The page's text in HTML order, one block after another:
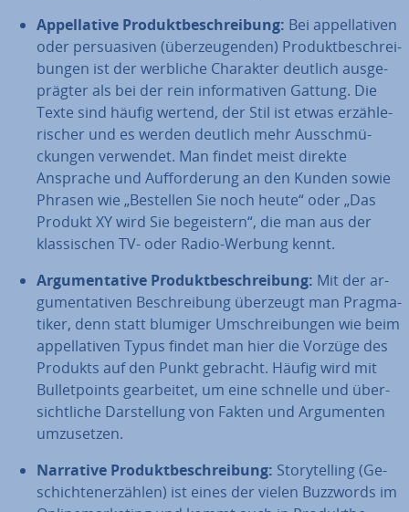
Ap­pel­la­ti­ve Pro­dukt­be­schrei­bung: Bei ap­pel­la­ti­ven
oder per­sua­si­ven (über­zeu­gen­den) Pro­dukt­be­schrei­
bun­gen ist der werbliche Charakter deutlich aus­ge­
präg­ter als bei der rein in­for­ma­ti­ven Gattung. Die
Texte sind häufig wertend, der Stil ist etwas er­zäh­le­
ri­scher und es werden deutlich mehr Aus­schmü­
ckun­gen verwendet. Man findet meist direkte
Ansprache und Auf­for­de­rung an den Kunden sowie
Phrasen wie „Bestellen Sie noch heute“ oder „Das
Produkt XY wird Sie be­geis­tern“, die man aus der
klas­si­schen TV- oder Radio-Werbung kennt.
Ar­gu­men­ta­ti­ve Pro­dukt­be­schrei­bung: Mit der ar­
gu­men­ta­ti­ven Be­schrei­bung überzeugt man Prag­ma­
ti­ker, denn statt blumiger Um­schrei­bun­gen wie beim
ap­pel­la­ti­ven Typus findet man hier die Vorzüge des
Produkts auf den Punkt gebracht. Häufig wird mit
Bul­let­points ge­ar­bei­tet, um eine schnelle und über­
sicht­li­che Dar­stel­lung von Fakten und Ar­gu­men­ten
um­zu­set­zen.
Narrative Pro­dukt­be­schrei­bung: Sto­rytel­ling (Ge­
schich­ten­er­zäh­len) ist eines der vielen Buzzwords im